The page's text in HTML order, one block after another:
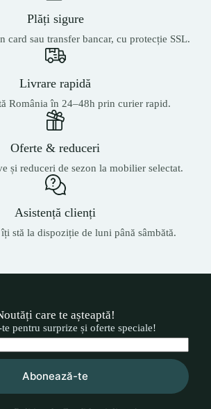
Plăți sigure
card sau transfer bancar, cu protecție SSL.
Livrare rapidă
România în 24–48h prin curier rapid.
Oferte & reduceri
și reduceri de sezon la mobilier selectat.
Asistență clienți
stă la dispoziție de luni până sâmbătă.
care te așteaptă!
pentru surprize și oferte speciale!
Abonează-te